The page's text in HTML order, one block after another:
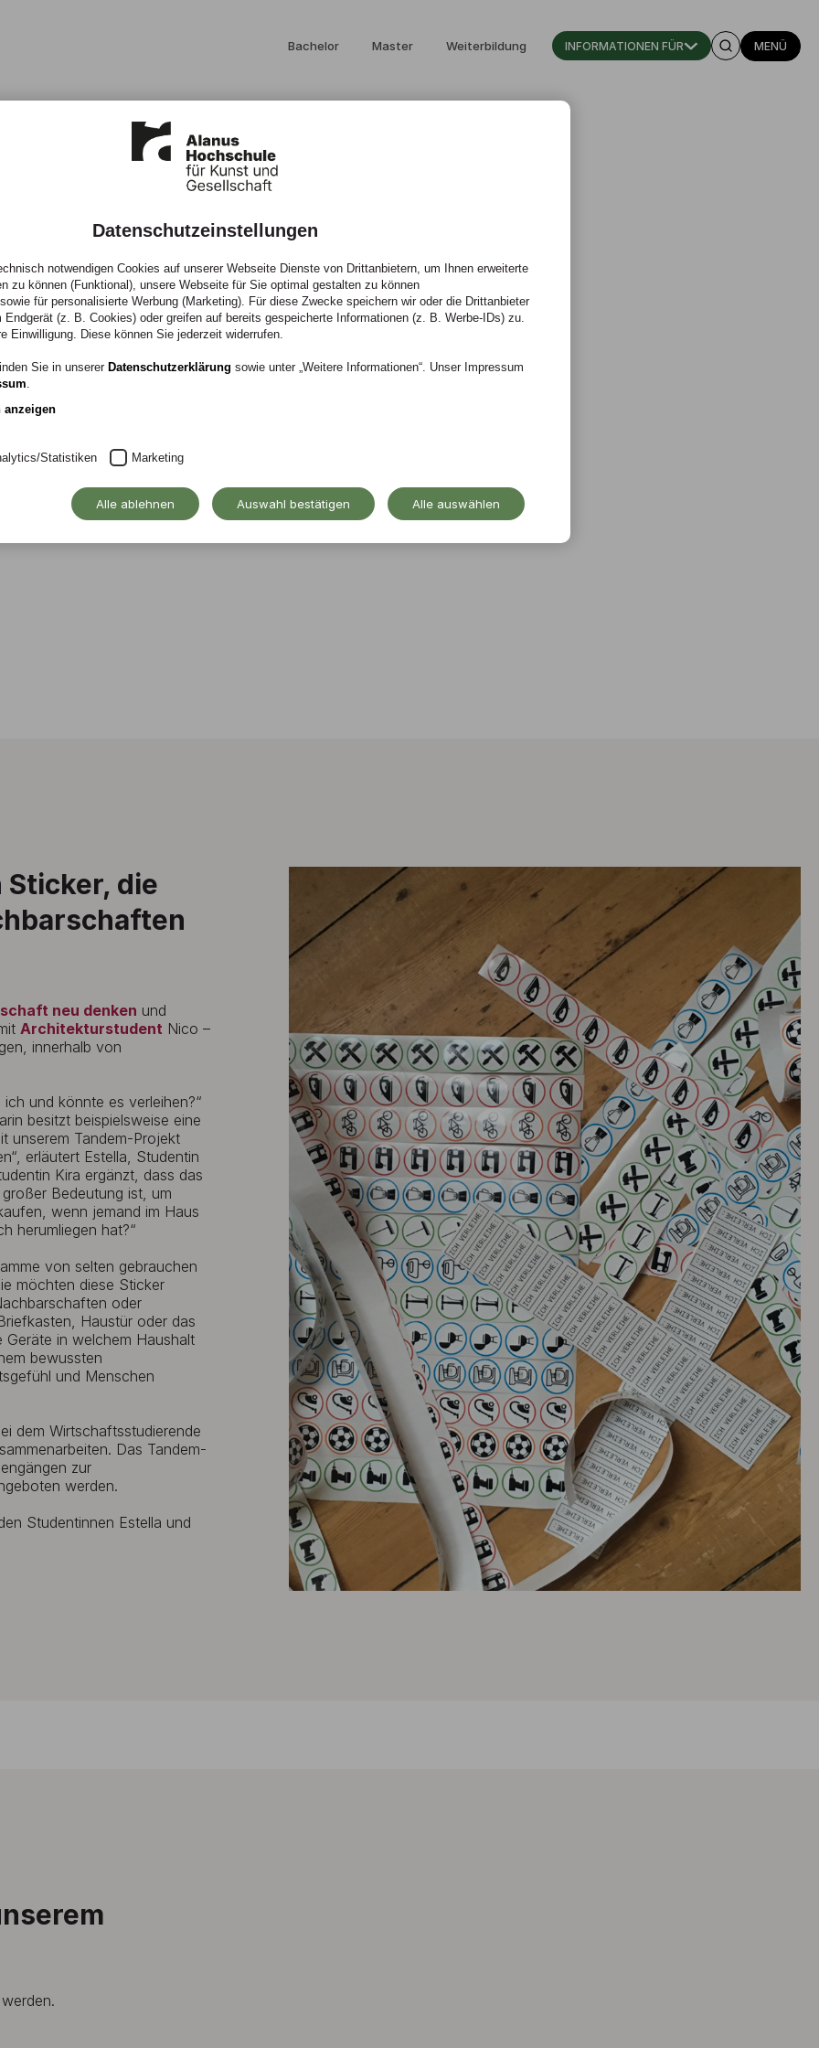
Bachelor Master Weiterbildung INFORMATIONEN FÜR MENÜ
alles
Sticker, die zum
die
neu denken und
Architekturstudent Nico –
innerhalb von
und könnte es verleihen?“
besitzt beispielsweise eine
unserem Tandem-Projekt
erläutert Estella, Studentin
Kira ergänzt, dass das
Bedeutung ist, um
wenn jemand im Haus
herumliegen hat?“
von selten gebrauchen
möchten diese Sticker
oder
Haustür oder das
in welchem Haushalt
bewussten
und Menschen
dem Wirtschaftsstudierende
Das Tandem-
zur
werden.
Studentinnen Estella und
Datenschutzeinstellungen
notwendigen Cookies auf unserer Webseite Dienste von Drittanbietern, um Ihnen erweiterte
zu können (Funktional), unsere Webseite für Sie optimal gestalten zu können
für personalisierte Werbung (Marketing). Für diese Zwecke speichern wir oder die Drittanbieter
Endgerät (z. B. Cookies) oder greifen auf bereits gespeicherte Informationen (z. B. Werbe-IDs) zu.
Einwilligung. Diese können Sie jederzeit widerrufen.
Sie in unserer Datenschutzerklärung sowie unter „Weitere Informationen“. Unser Impressum
.
anzeigen
Statistiken Marketing
Alle ablehnen Auswahl bestätigen Alle auswählen